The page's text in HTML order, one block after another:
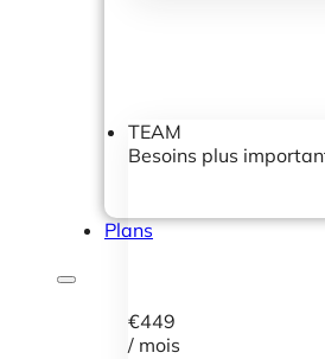
Plans
TEAM
Besoins plus
€449
/ mois